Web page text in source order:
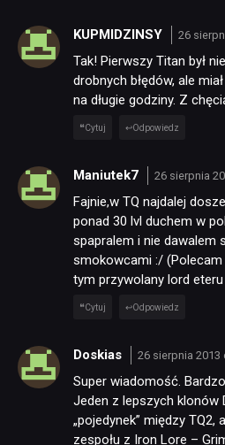
KUPMIDZINSY 26
Tak! Pierwszy Titan był
drobnych błędów, ale
na długie godziny. Z
Cytuj Odpowiedz
Maniutek7 26 sierpnia
Fajnie,w TQ najdalej
ponad 30 lvl duchem w
spapralem i nie dawalem
smokowcami :/
tym przywolany lord
Cytuj Odpowiedz
Doskias 26 sierpnia 2013
Super wiadomość.
Jeden z lepszych klonów
„pojedynek” między TQ2,
zespołu z Iron Lore –